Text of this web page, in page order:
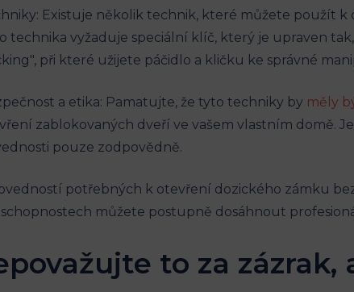
Existuje několik technik, které můžete použít
technika vyžaduje speciální klíč, který je upraven
při které užijete páčidlo a kličku ke správné
a etika: Pamatujte, že tyto techniky by měly
zablokovaných dveří ve vašem vlastním domě.
pouze zodpovědně.
potřebných k otevření dozického zámku
můžete postupně dosáhnout
to za